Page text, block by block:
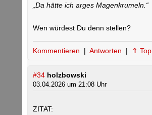
„Da hätte ich arges Magenkrumeln.“
Wen würdest Du denn stellen?
Kommentieren | Antworten | ⇑ Top
#34 holzbowski
03.04.2026 um 21:08 Uhr
ZITAT: